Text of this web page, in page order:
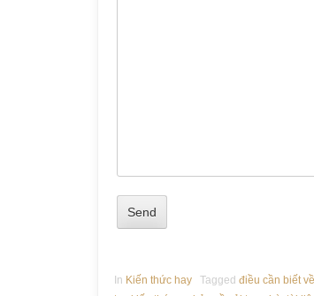
In Kiến thức hay Tagged điều cần biết